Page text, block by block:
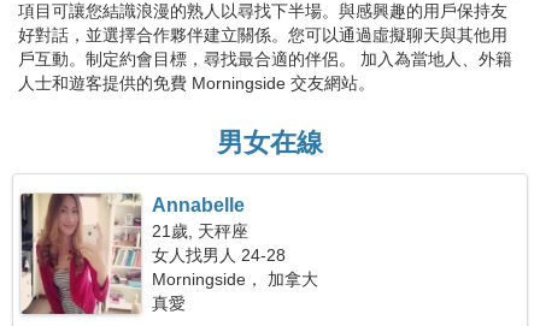
項目可讓您結識浪漫的熟人以尋找下半場。與感興趣的用戶保持友
好對話，並選擇合作夥伴建立關係。您可以通過虛擬聊天與其他用
戶互動。制定約會目標，尋找最合適的伴侶。 加入為當地人、外籍
人士和遊客提供的免費 Morningside 交友網站。
男女在線
Annabelle
21歲, 天秤座
女人找男人 24-28
Morningside， 加拿大
真愛